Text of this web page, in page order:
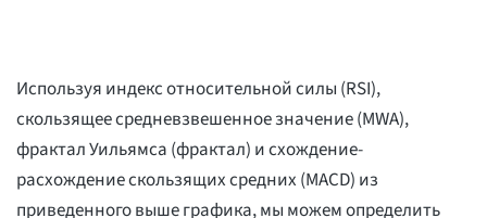
Используя индекс относительной силы (RSI),
скользящее средневзвешенное значение (MWA),
фрактал Уильямса (фрактал) и схождение-
расхождение скользящих средних (MACD) из
приведенного выше графика, мы можем определить